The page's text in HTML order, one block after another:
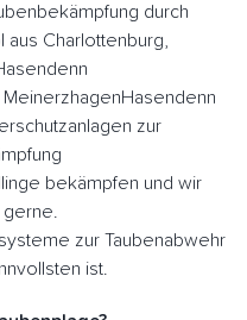
durch
Charlottenburg,
zur
bekämpfen und wir
zur Taubenabwehr
ist.